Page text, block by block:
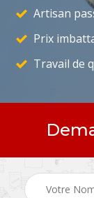
Artisan
Prix
Travail de